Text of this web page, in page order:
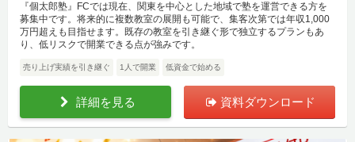
『個太郎塾』FCでは現在、関東を中心とした地域で塾を運営できる方を
募集中です。将来的に複数教室の展開も可能で、集客次第では年収1,000
万円超えも目指せます。既存の教室を引き継ぐ形で独立するプランもあ
り、低リスクで開業できる点が強みです。
売り上げ実績を引き継ぐ 1人で開業 低資金で始める
詳細を見る 資料ダウンロード